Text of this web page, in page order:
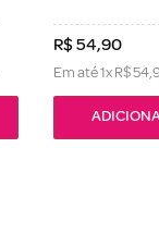
R$54,90
Em até1xR$54,